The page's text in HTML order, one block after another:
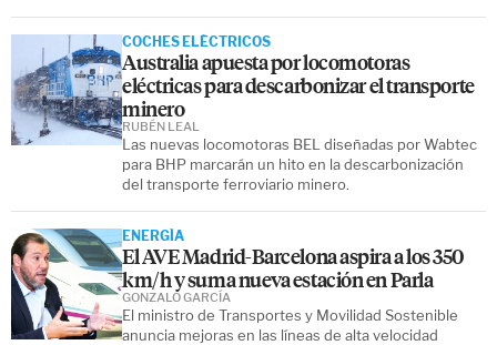
COCHES ELÉCTRICOS
Australia apuesta por locomotoras
eléctricas para descarbonizar el transporte
minero
Las nuevas locomotoras BEL diseñadas por Wabtec
para BHP marcarán un hito en la descarbonización
del transporte ferroviario minero.
RUBÉN LEAL
ENERGÍA
El AVE Madrid-Barcelona aspira a los 350
km/h y suma nueva estación en Parla
El ministro de Transportes y Movilidad Sostenible
anuncia mejoras en las líneas de alta velocidad
GONZALO GARCÍA